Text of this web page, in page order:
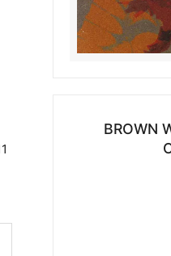
BROWN